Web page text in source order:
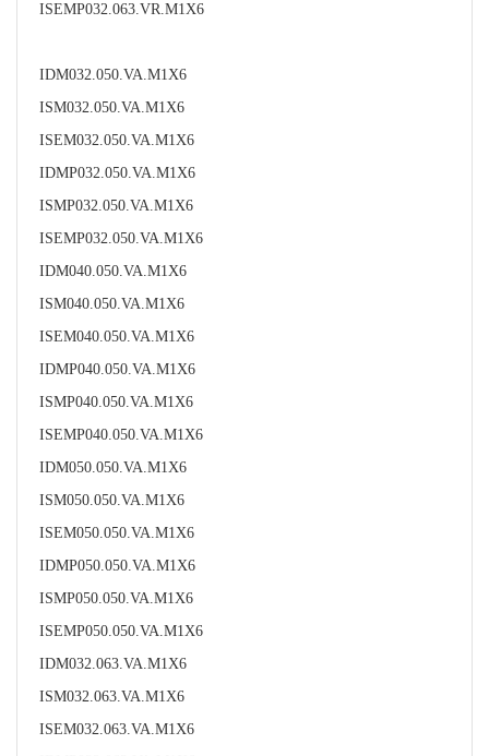
ISEMP032.063.VR.M1X6
IDM032.050.VA.M1X6
ISM032.050.VA.M1X6
ISEM032.050.VA.M1X6
IDMP032.050.VA.M1X6
ISMP032.050.VA.M1X6
ISEMP032.050.VA.M1X6
IDM040.050.VA.M1X6
ISM040.050.VA.M1X6
ISEM040.050.VA.M1X6
IDMP040.050.VA.M1X6
ISMP040.050.VA.M1X6
ISEMP040.050.VA.M1X6
IDM050.050.VA.M1X6
ISM050.050.VA.M1X6
ISEM050.050.VA.M1X6
IDMP050.050.VA.M1X6
ISMP050.050.VA.M1X6
ISEMP050.050.VA.M1X6
IDM032.063.VA.M1X6
ISM032.063.VA.M1X6
ISEM032.063.VA.M1X6